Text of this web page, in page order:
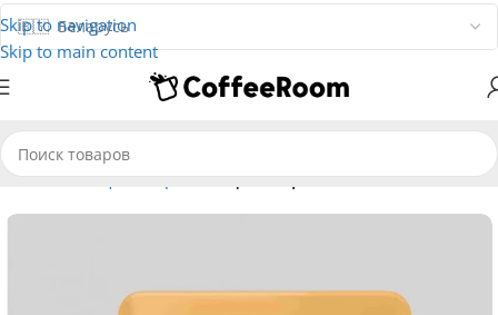
Skip to navigation
Skip to main content
Главная Кофе В зернах Кофе в зернах Barista